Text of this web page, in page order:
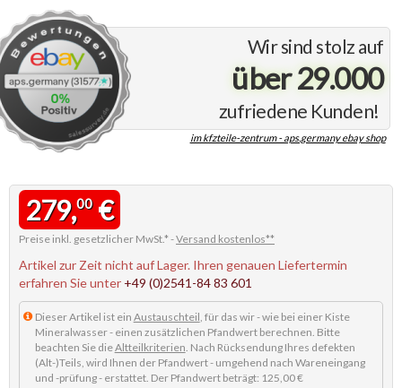
Wir sind stolz auf
über 29.000
zufriedene Kunden!
im kfzteile-zentrum - aps.germany ebay shop
279,00€
Preise inkl. gesetzlicher MwSt.* -Versand kostenlos**
Artikel zur Zeit nicht auf Lager. Ihren genauen Liefertermin
erfahren Sie unter +49 (0)2541-84 83 601
Dieser Artikel ist ein Austauschteil, für das wir - wie bei einer Kiste
Mineralwasser - einen zusätzlichen Pfandwert berechnen. Bitte
beachten Sie dieAltteilkriterien. Nach Rücksendung Ihres defekten
(Alt-)Teils, wird Ihnen der Pfandwert - umgehend nach Wareneingang
und -prüfung - erstattet. Der Pfandwert beträgt: 125,00 €